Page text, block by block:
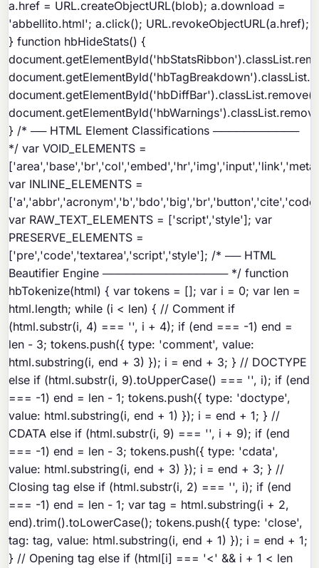
a.href = URL.createObjectURL(blob); a.download =
'abbellito.html'; a.click(); URL.revokeObjectURL(a.href);
} function hbHideStats() {
} /* ── HTML Element Classifications ───────────
*/ var VOID_ELEMENTS =
var INLINE_ELEMENTS =
var RAW_TEXT_ELEMENTS = ['script','style']; var
PRESERVE_ELEMENTS =
['pre','code','textarea','script','style']; /* ── HTML
Beautifier Engine ──────────────── */ function
hbTokenize(html) { var tokens = []; var i = 0; var len =
html.length; while (i < len) { // Comment if
(html.substr(i, 4) === '', i + 4); if (end === -1) end =
len - 3; tokens.push({ type: 'comment', value:
html.substring(i, end + 3) }); i = end + 3; } // DOCTYPE
else if (html.substr(i, 9).toUpperCase() === '', i); if (end
=== -1) end = len - 1; tokens.push({ type: 'doctype',
value: html.substring(i, end + 1) }); i = end + 1; } //
CDATA else if (html.substr(i, 9) === '', i + 9); if (end
=== -1) end = len - 3; tokens.push({ type: 'cdata',
value: html.substring(i, end + 3) }); i = end + 3; } //
Closing tag else if (html.substr(i, 2) === '', i); if (end
=== -1) end = len - 1; var tag = html.substring(i + 2,
end).trim().toLowerCase(); tokens.push({ type: 'close',
tag: tag, value: html.substring(i, end + 1) }); i = end + 1;
} // Opening tag else if (html[i] === '<' && i + 1 < len